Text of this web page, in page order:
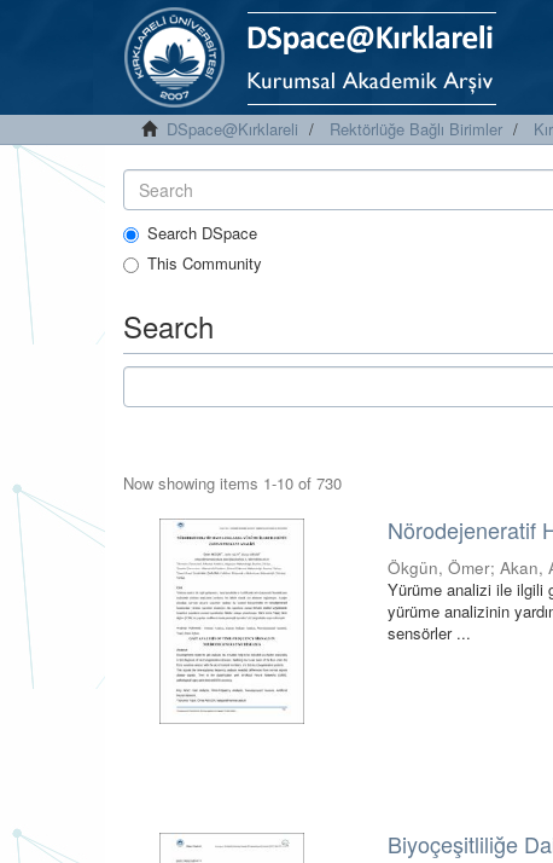
DSpace@Kırklareli Rektörlüğe Bağlı Birimler
Search DSpace
This Community
Search
Now showing items 1-10 of 730
Nörodejeneratif
Ökgün, Ömer;Akan,
Yürüme analizi ile ilgili
yürüme analizinin
sensörler ...
Biyoçeşitliliğe